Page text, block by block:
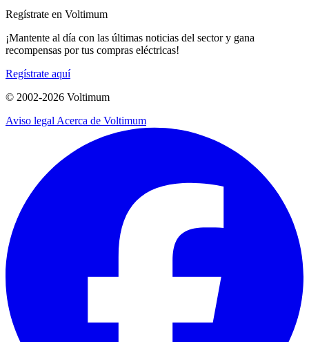
Regístrate en Voltimum
¡Mantente al día con las últimas noticias del sector y gana
recompensas por tus compras eléctricas!
Regístrate aquí
© 2002-2026 Voltimum
Aviso legal Acerca de Voltimum